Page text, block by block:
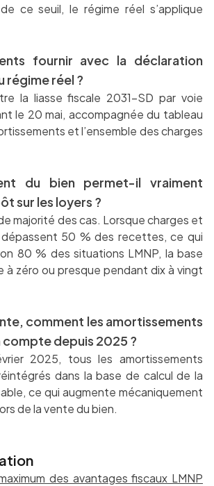
ce seuil, le régime réel s’applique
fournir avec la déclaration
régime réel ?
la liasse fiscale 2031-SD par voie
le 20 mai, accompagnée du tableau
et l’ensemble des charges
du bien permet-il vraiment
sur les loyers ?
majorité des cas. Lorsque charges et
50 % des recettes, ce qui
80 % des situations LMNP, la base
à zéro ou presque pendant dix à vingt
comment les amortissements
depuis 2025 ?
2025, tous les amortissements
dans la base de calcul de la
ce qui augmente mécaniquement
de la vente du bien.
des avantages fiscaux LMNP